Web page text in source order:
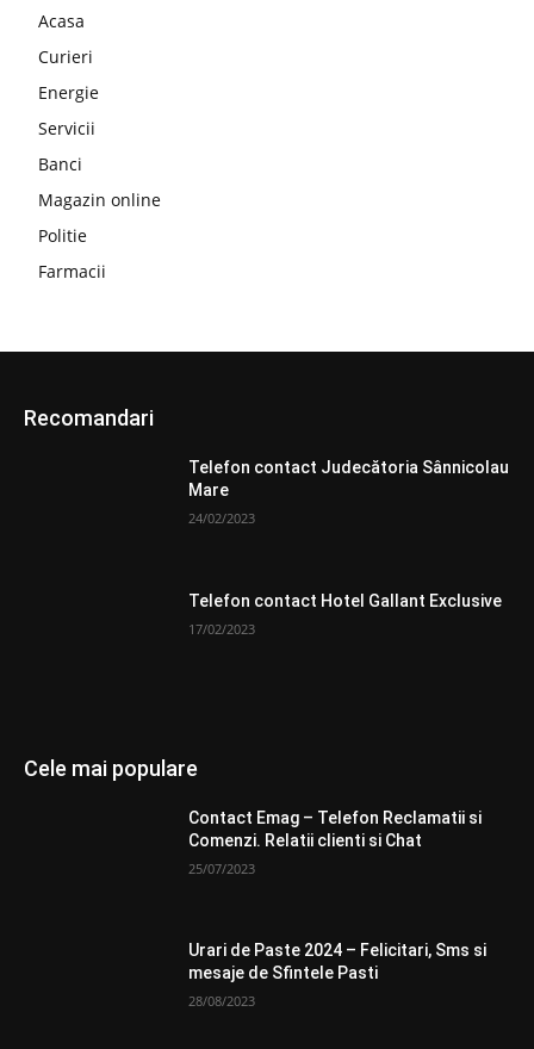
Acasa
Curieri
Energie
Servicii
Banci
Magazin online
Politie
Farmacii
Recomandari
Telefon contact Judecătoria Sânnicolau
Mare
24/02/2023
Telefon contact Hotel Gallant Exclusive
17/02/2023
Cele mai populare
Contact Emag – Telefon Reclamatii si
Comenzi. Relatii clienti si Chat
25/07/2023
Urari de Paste 2024 – Felicitari, Sms si
mesaje de Sfintele Pasti
28/08/2023